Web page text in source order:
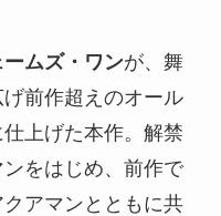
ームズ・ワンが、舞
前作超えのオール
上げた本作。解禁
をはじめ、前作で
アマンとともに共